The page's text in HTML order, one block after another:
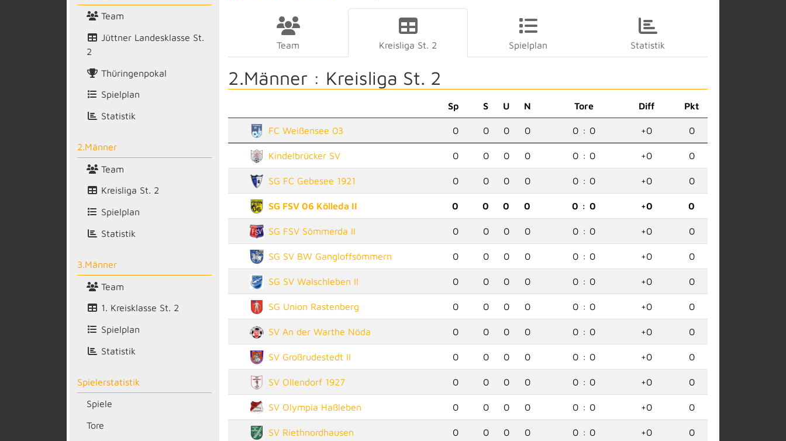
Team
Jüttner Landesklasse St.
2
Thüringenpokal
Spielplan
Statistik
2.Männer
Team
Kreisliga St. 2
Spielplan
Statistik
3.Männer
Team
1. Kreisklasse St. 2
Spielplan
Statistik
Spielerstatistik
Spiele
Tore
Team Kreisliga St. 2 Spielplan Statistik
2.Männer : Kreisliga St. 2
Sp S U N Tore Diff Pkt
FC Weißensee 03 0 0 0 0 0 : 0 +0 0
Kindelbrücker SV 0 0 0 0 0 : 0 +0 0
SG FC Gebesee 1921 0 0 0 0 0 : 0 +0 0
SG FSV 06 Kölleda II 0 0 0 0 0 : 0 +0 0
SG FSV Sömmerda II 0 0 0 0 0 : 0 +0 0
SG SV BW Gangloffsömmern 0 0 0 0 0 : 0 +0 0
SG SV Walschleben II 0 0 0 0 0 : 0 +0 0
SG Union Rastenberg 0 0 0 0 0 : 0 +0 0
SV An der Warthe Nöda 0 0 0 0 0 : 0 +0 0
SV Großrudestedt II 0 0 0 0 0 : 0 +0 0
SV Ollendorf 1927 0 0 0 0 0 : 0 +0 0
SV Olympia Haßleben 0 0 0 0 0 : 0 +0 0
SV Riethnordhausen 0 0 0 0 0 : 0 +0 0